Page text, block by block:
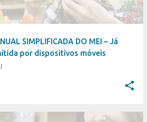
SIMPLIFICADA DO MEI – Já
por dispositivos móveis